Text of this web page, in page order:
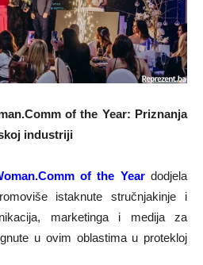
of the Year: Priznanja
industriji
of the Yeardodjela
istaknute stručnjakinje i
marketinga i medija za
u ovim oblastima u protekloj